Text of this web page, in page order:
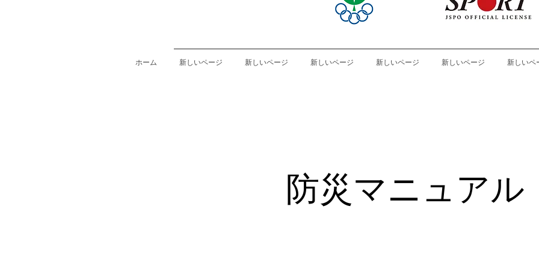
ホーム 新しいページ 新しいページ 新しいページ 新しいページ 新しいページ 新しいペ
​防災マニュアル